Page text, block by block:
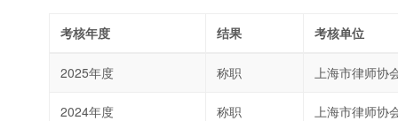
考核年度 结果 考核单位
2025年度 称职 上海市律师协
2024年度 称职 上海市律师协